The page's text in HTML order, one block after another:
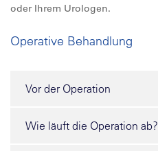
oder Ihrem Urologen.
Operative Behandlung
Vor der Operation
Wie läuft die Operation ab?